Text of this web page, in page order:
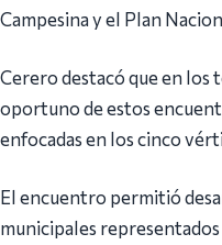
Campesina y el Plan
Cerero destacó que en los
oportuno de estos
enfocadas en los cinco
El encuentro permitió
municipales